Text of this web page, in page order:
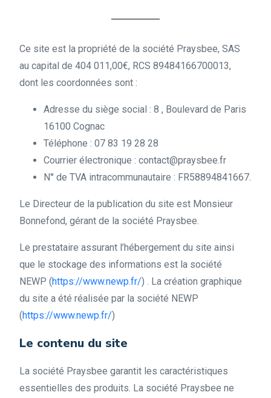
Ce site est la propriété de la société Praysbee, SAS
au capital de404 011,00€, RCS 89484166700013,
dont les coordonnées sont :
Adresse du siège social : 8 , Boulevard de Paris
16100 Cognac
Téléphone : 07 83 19 28 28
Courrier électronique : contact@praysbee.fr
N° de TVA intracommunautaire : FR58894841667.
Le Directeur de la publication du site est Monsieur
Bonnefond, gérant de la société Praysbee.
Le prestataire assurant l’hébergement du site ainsi
que le stockage des informations est la société
NEWP (https://www.newp.fr/) . La création graphique
du site a été réalisée par la société NEWP
(https://www.newp.fr/)
Le contenu du site
La société Praysbee garantit les caractéristiques
essentielles des produits. La société Praysbee ne